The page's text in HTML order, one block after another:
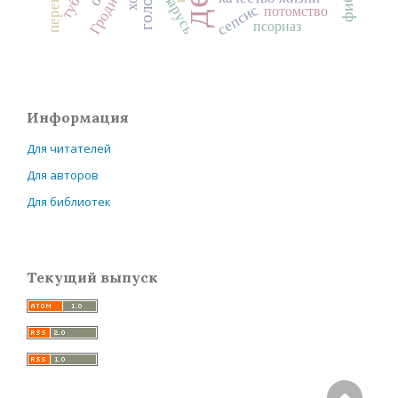
сепсис
Гродно потомство
псориаз
Информация
Для читателей
Для авторов
Для библиотек
Текущий выпуск